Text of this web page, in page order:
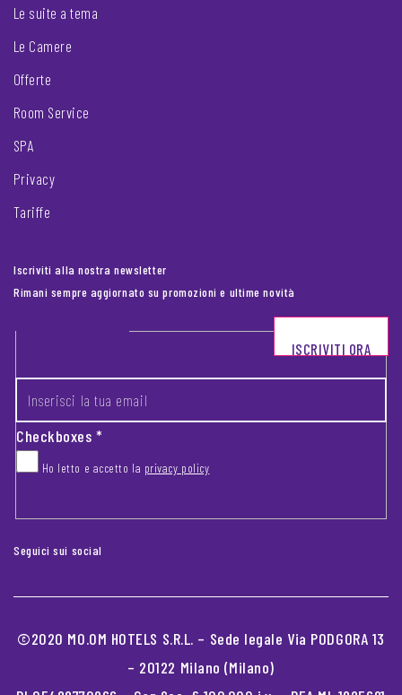
Le suite a tema
Le Camere
Offerte
Room Service
SPA
Privacy
Tariffe
Iscriviti alla nostra newsletter
Rimani sempre aggiornato su promozioni e ultime novità
Footer newsletter
Checkboxes*
Ho letto e accetto la privacy policy
ISCRIVITI ORA
Seguici sui social
©2020 MO.OM HOTELS S.R.L. – Sede legale Via PODGORA 13
– 20122 Milano (Milano)